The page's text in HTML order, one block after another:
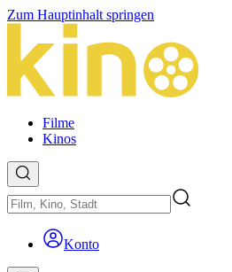
Zum Hauptinhalt springen
Filme
Kinos
Konto